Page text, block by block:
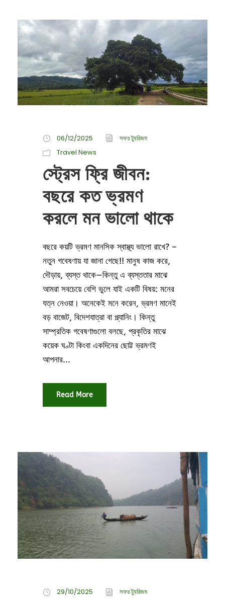
06/12/2025
সফর ট্যুরিজম
Travel News
স্ট্রেস ফ্রি জীবন:
বছরে কত ভ্রমণ
করলে মন ভালো থাকে
বছরে কয়টি ভ্রমণ মানসিক স্বাস্থ্য ভালো রাখে? –
নতুন গবেষণায় যা জানা গেছে!! মানুষ কাজ করে,
দৌড়ায়, ব্যস্ত থাকে—কিন্তু এ ব্যস্ততার মাঝে
আমরা সবচেয়ে বেশি ভুলে যাই একটি বিষয়: মনের
যত্ন নেওয়া। অনেকেই মনে করেন, ভ্রমণ মানেই
বড় বাজেট, বিদেশযাত্রা বা প্ল্যানিং। কিন্তু
সাম্প্রতিক গবেষণাগুলো বলছে, প্রকৃতির মাঝে
কয়েক ঘণ্টা কিংবা একদিনের ছোট্ট ভ্রমণই
আপনার...
Read More
29/10/2025
সফর ট্যুরিজম